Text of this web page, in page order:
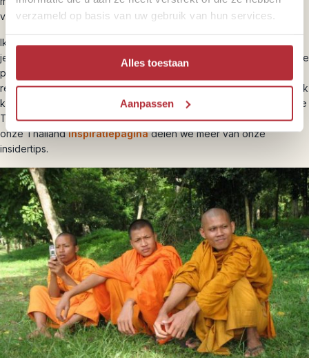
verzameld op basis van uw gebruik van hun services.
Alles toestaan
Aanpassen
van onze ervaringen.
Ik, Thailand-fan Nicky, ben heel enthousiast over het land en help
je graag bij het plannen van een droomreis. Ik vertel je graag welke
plekjes je echt niet mag overslaan, op welke plekken je even kan
relaxen en natuurlijk wat de beste reisroute is bij jouw plannen. Ook
kan ik je adviseren om een juiste route samen te stellen wanneer je
Thailand met Cambodja, Laos of Myanmar wilt combineren. Op
onze Thailandinspiratiepaginadelen we meer van onze
insidertips.